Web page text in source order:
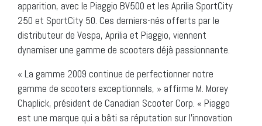
apparition, avec le Piaggio BV500 et les Aprilia SportCity
250 et SportCity 50. Ces derniers-nés offerts par le
distributeur de Vespa, Aprilia et Piaggio, viennent
dynamiser une gamme de scooters déjà passionnante.
« La gamme 2009 continue de perfectionner notre
gamme de scooters exceptionnels, » affirme M. Morey
Chaplick, président de Canadian Scooter Corp. « Piaggo
est une marque qui a bâti sa réputation sur l’innovation